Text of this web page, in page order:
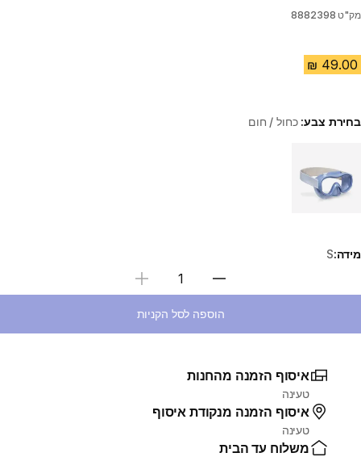
מק"ט 8882398
בחירת צבע:כחול / חום
מידה:S
בחירת כמות
הוספה לסל הקניות
איסוף הזמנה מהחנות
טעינה
איסוף הזמנה מנקודת איסוף
טעינה
משלוח עד הבית